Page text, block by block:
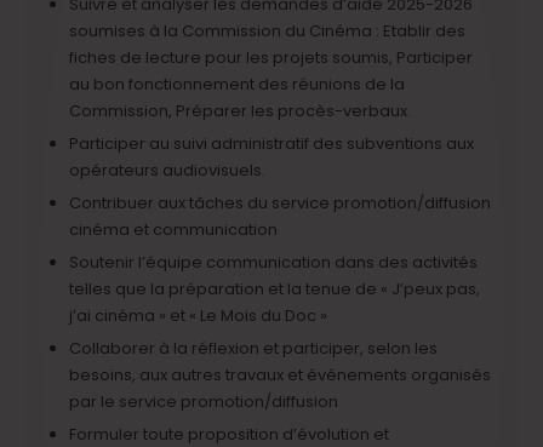
soumises à la Commission du Cinéma : Etablir des
fiches de lecture pour les projets soumis, Participer
au bon fonctionnement des réunions de la
Commission, Préparer les procès-verbaux.
Participer au suivi administratif des subventions aux
opérateurs audiovisuels.
Contribuer aux tâches du service promotion/diffusion
cinéma et communication
Soutenir l’équipe communication dans des activités
telles que la préparation et la tenue de « J’peux pas,
j’ai cinéma » et « Le Mois du Doc »
Collaborer à la réflexion et participer, selon les
besoins, aux autres travaux et événements organisés
par le service promotion/diffusion
Formuler toute proposition d’évolution et